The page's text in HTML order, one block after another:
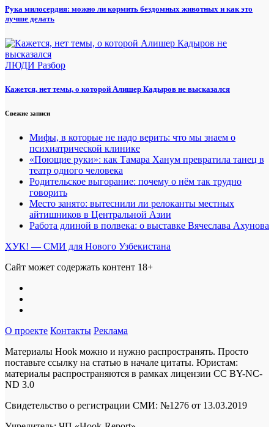
Рука милосердия: можно ли кормить бездомных животных и как это
лучше делать
ЛЮДИ Разбор
Кажется, нет темы, о которой Алишер Кадыров не высказался
Свежие записи
Мифы, в которые не надо верить: что мы знаем о
психиатрической клинике
«Поющие руки»: как Тамара Ханум превратила танец в
театр одного человека
Родительское выгорание: почему о нём так трудно
говорить
Место занято: вытеснили ли релоканты местных
айтишников в Центральной Азии
Работа длиной в полвека: о выставке Вячеслава Ахунова
ХУК! — СМИ для Нового Узбекистана
Сайт может содержать контент 18+
О проекте Контакты Реклама
Материалы Hook можно и нужно распространять. Просто
поставьте ссылку на статью в начале цитаты. Юристам:
материалы распространяются в рамках лицензии CC BY-NC-
ND 3.0
Свидетельство о регистрации СМИ: №1276 от 13.03.2019